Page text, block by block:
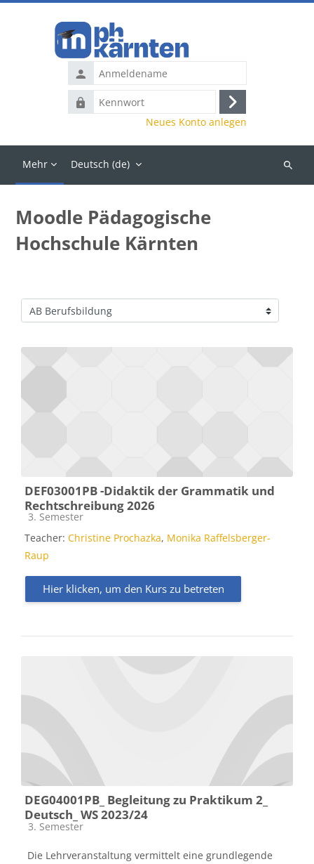
Anmeldename
Kennwort
Anmelden
Neues Konto anlegen
Mehr Deutsch ‎(de)‎
Kurse
Moodle Pädagogische
Hochschule Kärnten
Kursbereiche
DEF03001PB -Didaktik der Grammatik und
Rechtschreibung 2026
Kursbereich
3. Semester
Teacher: Christine Prochazka, Monika Raffelsberger-
Raup
Hier klicken, um den Kurs zu betreten
DEG04001PB_ Begleitung zu Praktikum 2_
Deutsch_ WS 2023/24
Kursbereich
3. Semester
Die Lehrveranstaltung vermittelt eine grundlegende